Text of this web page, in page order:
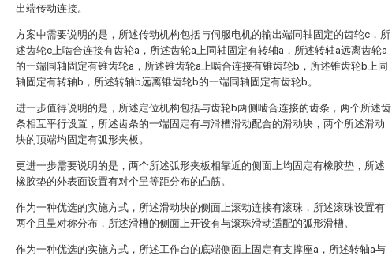
出端传动连接。
方案中需要说明的是，所述传动机构包括与伺服电机的输出端同轴固定的齿轮c，所
述齿轮c上啮合连接有齿轮a，所述齿轮a上同轴固定有转轴a，所述转轴a远离齿轮a
的一端同轴固定有锥齿轮a，所述锥齿轮a上啮合连接有锥齿轮b，所述锥齿轮b上同
轴固定有转轴b，所述转轴b远离锥齿轮b的一端同轴固定有齿轮b。
进一步值得说明的是，所述定位机构包括与齿轮b两侧啮合连接的齿条，两个所述齿
条相互平行设置，所述齿条的一端固定有与滑槽滑动配合的滑动块，两个所述滑动
块的顶端均固定有弧形夹板。
更进一步需要说明的是，两个所述弧形夹板相靠近的侧面上均固定有橡胶垫，所述
橡胶垫的外表面设置有对个呈等距分布的凸筋。
作为一种优选的实施方式，所述滑动块的侧面上滚动连接有滚珠，所述滚珠设置有
两个且呈对称分布，所述滑槽的侧面上开设有与滚珠滑动适配的弧形滑槽。
作为一种优选的实施方式，所述工作台的底端侧面上固定有支撑座a，所述转轴a与